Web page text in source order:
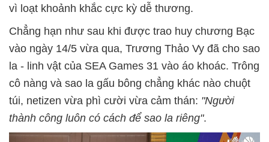
vì loạt khoảnh khắc cực kỳ dễ thương.
Chẳng hạn như sau khi được trao huy chương Bạc
vào ngày 14/5 vừa qua, Trương Thảo Vy đã cho sao
la - linh vật của SEA Games 31 vào áo khoác. Trông
cô nàng và sao la gấu bông chẳng khác nào chuột
túi, netizen vừa phì cười vừa cảm thán: "Người
thành công luôn có cách để sao la riêng".